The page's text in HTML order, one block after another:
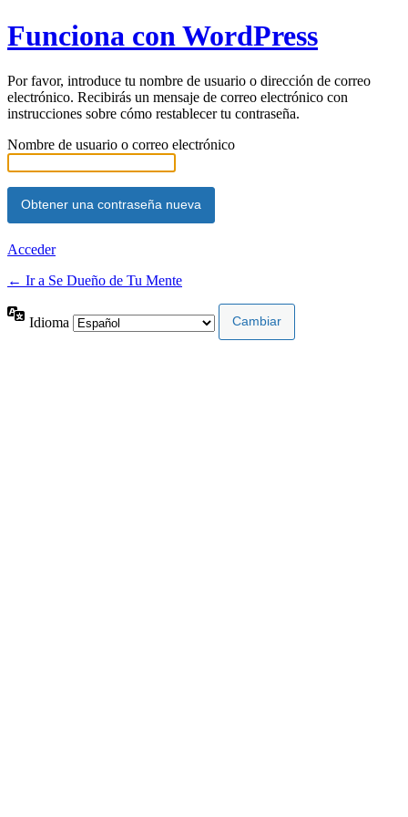
Funciona con WordPress
Por favor, introduce tu nombre de usuario o dirección de correo
electrónico. Recibirás un mensaje de correo electrónico con
instrucciones sobre cómo restablecer tu contraseña.
Nombre de usuario o correo electrónico
Acceder
← Ir a Se Dueño de Tu Mente
Idioma